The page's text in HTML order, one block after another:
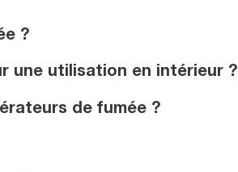
?
une utilisation en intérieur ?
de fumée ?